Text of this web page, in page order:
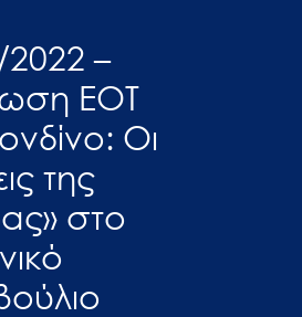
–
ΕΟΤ
Οι
της
στο